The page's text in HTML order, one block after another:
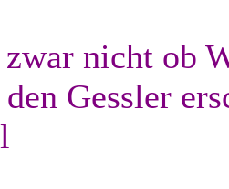
nicht ob
den Gessler